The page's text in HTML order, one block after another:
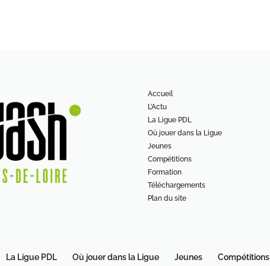
Accueil
L’Actu
La Ligue PDL
Où jouer dans la Ligue
Jeunes
Compétitions
Formation
Téléchargements
Plan du site
La Ligue PDL Où jouer dans la Ligue Jeunes Compétitions